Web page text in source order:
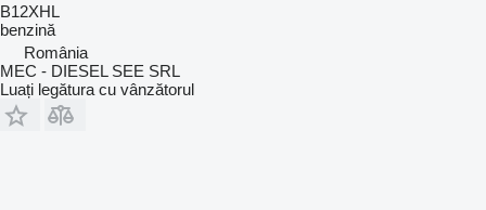
B12XHL
benzină
România
MEC - DIESEL SEE SRL
Luați legătura cu vânzătorul